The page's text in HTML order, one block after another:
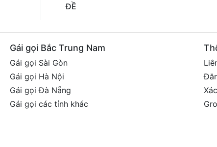
ĐỀ
Gái gọi Bắc Trung Nam
Gái gọi Sài Gòn
Gái gọi Hà Nội
Gái gọi Đà Nẵng
Gái gọi các tỉnh khác